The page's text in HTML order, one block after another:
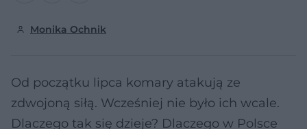
Monika Ochnik
Od początku lipca komary atakują ze
zdwojoną siłą. Wcześniej nie było ich wcale.
Dlaczego tak się dzieje? Dlaczego w Polsce